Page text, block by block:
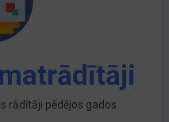
rādītāji pēdējos gados